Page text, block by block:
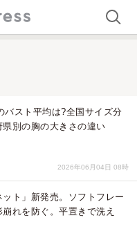
バスト平均は?全国サイズ分
別の胸の大きさの違い
2026年06月04日 08時
ット」新発売。ソフトフレー
れを防ぐ。平置きで洗え